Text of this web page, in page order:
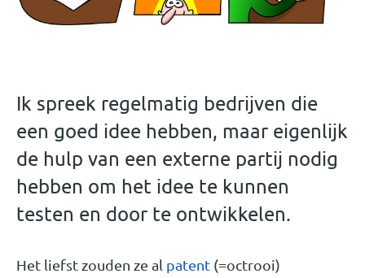
Ik spreek regelmatig bedrijven die
een goed idee hebben, maar eigenlijk
de hulp van een externe partij nodig
hebben om het idee te kunnen
testen en door te ontwikkelen.
Het liefst zouden ze al patent (=octrooi)